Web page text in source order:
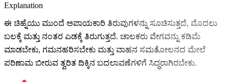
Explanation
ಈ ಚಿಹ್ನೆಯು ಮುಂದೆ ಅಪಾಯಕಾರಿ ತಿರುವುಗಳನ್ನು ಸೂಚಿಸುತ್ತದೆ, ಮೊದಲು
ಬಲಕ್ಕೆ ಮತ್ತು ನಂತರ ಎಡಕ್ಕೆ ತಿರುಗುತ್ತದೆ. ಚಾಲಕರು ವೇಗವನ್ನು ಕಡಿಮೆ
ಮಾಡಬೇಕು, ಗಮನಹರಿಸಬೇಕು ಮತ್ತು ವಾಹನ ಸಮತೋಲನದ ಮೇಲೆ
ಪರಿಣಾಮ ಬೀರುವ ತ್ವರಿತ ದಿಕ್ಕಿನ ಬದಲಾವಣೆಗಳಿಗೆ ಸಿದ್ಧರಾಗಿರಬೇಕು.